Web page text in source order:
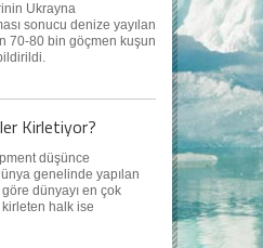
Ukrayna
sonucu denize yayılan
70-80 bin göçmen kuşun
Kirletiyor?
düşünce
genelinde yapılan
göre dünyayı en çok
halk ise